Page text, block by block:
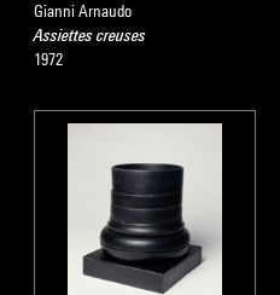
Gianni Arnaudo
Assiettes creuses
1972